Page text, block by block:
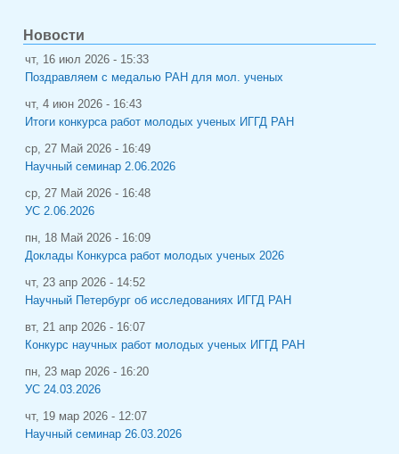
Новости
чт, 16 июл 2026 - 15:33
Поздравляем с медалью РАН для мол. ученых
чт, 4 июн 2026 - 16:43
Итоги конкурса работ молодых ученых ИГГД РАН
ср, 27 Май 2026 - 16:49
Научный семинар 2.06.2026
ср, 27 Май 2026 - 16:48
УС 2.06.2026
пн, 18 Май 2026 - 16:09
Доклады Конкурса работ молодых ученых 2026
чт, 23 апр 2026 - 14:52
Научный Петербург об исследованиях ИГГД РАН
вт, 21 апр 2026 - 16:07
Конкурс научных работ молодых ученых ИГГД РАН
пн, 23 мар 2026 - 16:20
УС 24.03.2026
чт, 19 мар 2026 - 12:07
Научный семинар 26.03.2026